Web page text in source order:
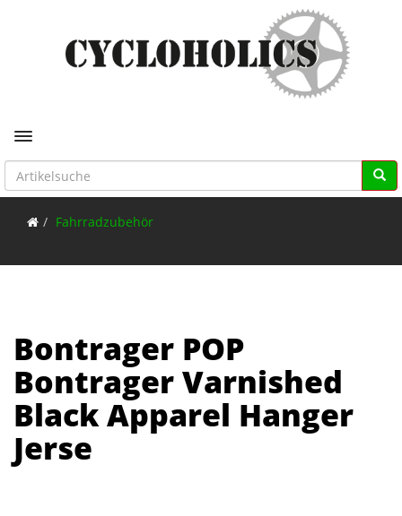
Toggle navigation
Fahrradzubehör
Bontrager POP
Bontrager Varnished
Black Apparel Hanger
Jerse